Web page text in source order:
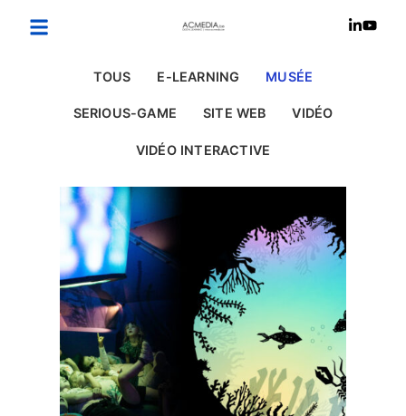
TOUS E-LEARNING MUSÉE
SERIOUS-GAME SITE WEB VIDÉO
VIDÉO INTERACTIVE